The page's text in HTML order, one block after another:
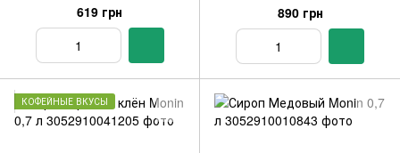
619 грн
890 грн
КОФЕЙНЫЕ ВКУСЫ